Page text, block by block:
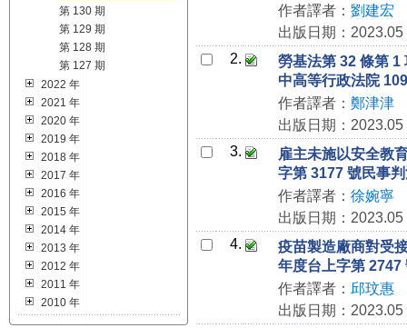
第 130 期
第 129 期
第 128 期
第 127 期
2022 年
2021 年
2020 年
2019 年
2018 年
2017 年
2016 年
2015 年
2014 年
2013 年
2012 年
2011 年
2010 年
作者譯者： 劉建宏
出版日期：2023.05
2.
勞基法第 32 條第 1
中高等行政法院
作者譯者： 鄭津津
出版日期：2023.05
3.
雇主未施以安全教
字第 3177 號民事
作者譯者： 徐婉寧
出版日期：2023.05
4.
疫苗製造廠商對受
年度台上字第 2747
作者譯者： 邱玟惠
出版日期：2023.05